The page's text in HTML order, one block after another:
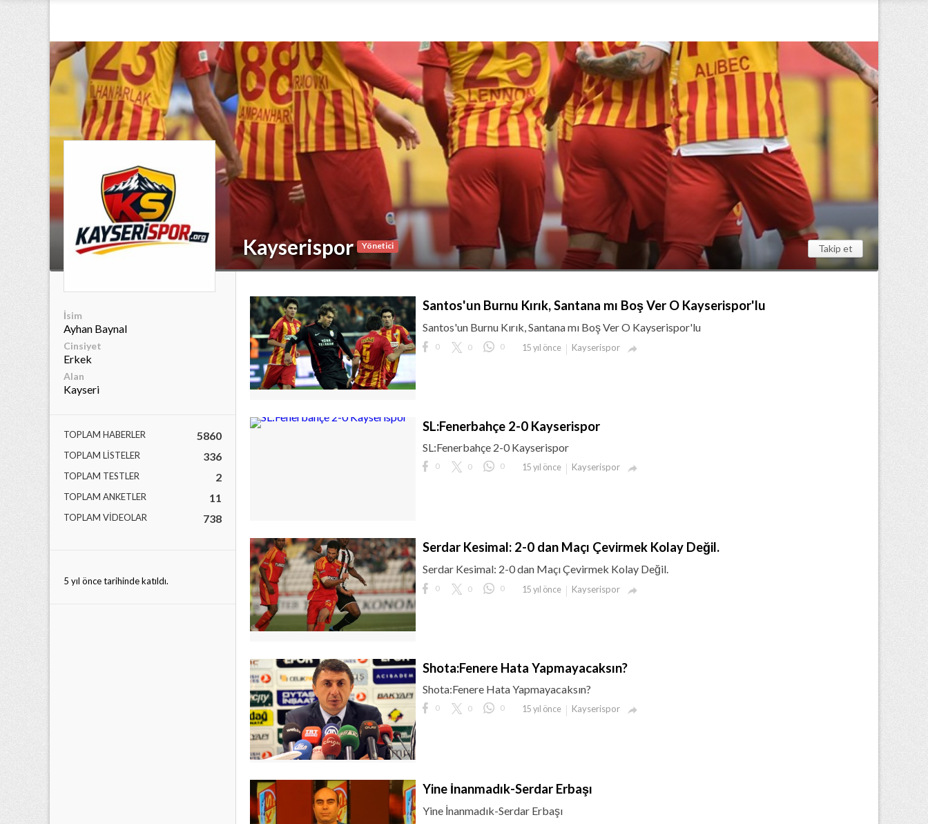
Kayserispor Yönetici Takip et
İsim
Ayhan Baynal
Cinsiyet
Erkek
Alan
Kayseri
TOPLAM HABERLER 5860
TOPLAM LISTELER 336
TOPLAM TESTLER 2
TOPLAM ANKETLER 11
TOPLAM VIDEOLAR 738
5 yıl önce tarihinde katıldı.
Santos'un Burnu Kırık, Santana mı Boş Ver O Kayserispor'lu
Santos'un Burnu Kırık, Santana mı Boş Ver O Kayserispor'lu
0 0 0 15 yıl önce Kayserispor 
SL:Fenerbahçe 2-0 Kayserispor
SL:Fenerbahçe 2-0 Kayserispor
0 0 0 15 yıl önce Kayserispor 
Serdar Kesimal: 2-0 dan Maçı Çevirmek Kolay Değil.
Serdar Kesimal: 2-0 dan Maçı Çevirmek Kolay Değil.
0 0 0 15 yıl önce Kayserispor 
Shota:Fenere Hata Yapmayacaksın?
Shota:Fenere Hata Yapmayacaksın?
0 0 0 15 yıl önce Kayserispor 
Yine İnanmadık-Serdar Erbaşı
Yine İnanmadık-Serdar Erbaşı